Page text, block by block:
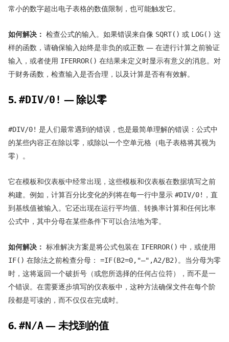
常小的数字超出电子表格的数值限制，也可能触发它。
如何解决： 检查公式的输入。如果错误来自像 SQRT() 或 LOG() 这
样的函数，请确保输入始终是非负的或正数 — 在进行计算之前验证
输入，或者使用 IFERROR() 在结果未定义时显示有意义的消息。对
于财务函数，检查输入是否合理，以及计算是否有有效解。
5.#DIV/0! — 除以零
#DIV/0! 是人们最常遇到的错误，也是最简单理解的错误：公式中
的某些内容正在除以零，或除以一个空单元格（电子表格将其视为
零）。
它在模板和仪表板中经常出现，这些模板和仪表板在数据填写之前
构建。例如，计算百分比变化的列将在每一行中显示 #DIV/0! ，直
到基线值被输入。它还出现在运行平均值、转换率计算和任何比率
公式中，其中分母在某些条件下可以合法地为零。
如何解决： 标准解决方案是将公式包装在 IFERROR() 中，或使用
IF() 在除法之前检查分母： =IF(B2=0,"—",A2/B2) 。当分母为零
时，这将返回一个破折号（或您所选择的任何占位符），而不是一
个错误。在需要逐步填写的仪表板中，这种方法确保文件在每个阶
段都是可读的，而不仅仅在完成时。
6.#N/A— 未找到的值